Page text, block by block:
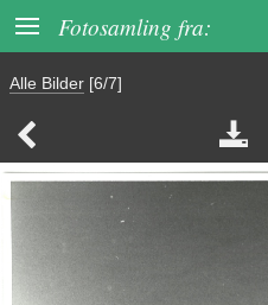
 Fotosamling fra:
Alle Bilder [6/7]
 